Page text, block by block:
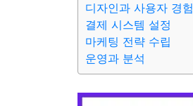
디자인과 사용자 경험
결제 시스템 설정
마케팅 전략 수립
운영과 분석